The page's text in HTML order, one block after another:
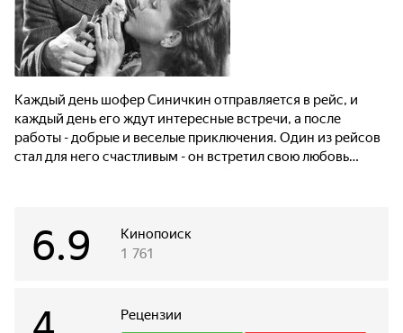
Каждый день шофер Синичкин отправляется в рейс, и
каждый день его ждут интересные встречи, а после
работы - добрые и веселые приключения. Один из рейсов
стал для него счастливым - он встретил свою любовь…
Кинопоиск
6.9 1 761
Рецензии